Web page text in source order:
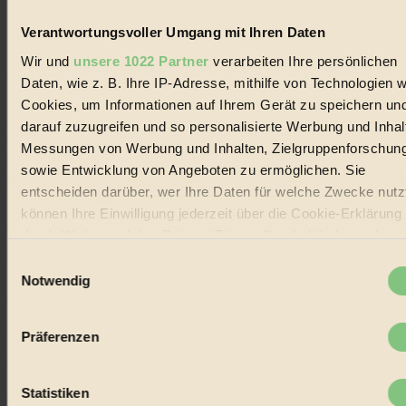
Verantwortungsvoller Umgang mit Ihren Daten
Wir und unsere 1022 Partner verarbeiten Ihre persönlichen
Daten, wie z. B. Ihre IP-Adresse, mithilfe von Technologien
Cookies, um Informationen auf Ihrem Gerät zu speichern
darauf zuzugreifen und so personalisierte Werbung und
Messungen von Werbung und Inhalten,
sowie Entwicklung von Angeboten zu ermöglichen. Sie
entscheiden darüber, wer Ihre Daten für welche Zwecke
können Ihre Einwilligung jederzeit über die Cookie-Erklärung
durch Klicken auf das Privacy Trigger Symbol ändern oder
Informationen über Ihre geografische Lage erfassen,
welche bis auf einige Meter genau sein können
Merkmalen (Fingerprinting) identifizieren
Notwendig
Präferenzen
Statistiken
Lebenswandel. Es ist eine moderne Plattform für Ideen, Menschen
und Produkte, ein Leitfaden im schnell wachsenden Markt des
Handels mit Bioprodukten, des Fair-Trade sowie der Branche
Social Media
22.601 Fans auf Facebook
3.415 Follower auf Twitter
Folge uns auf Instagram
Themen
Bio